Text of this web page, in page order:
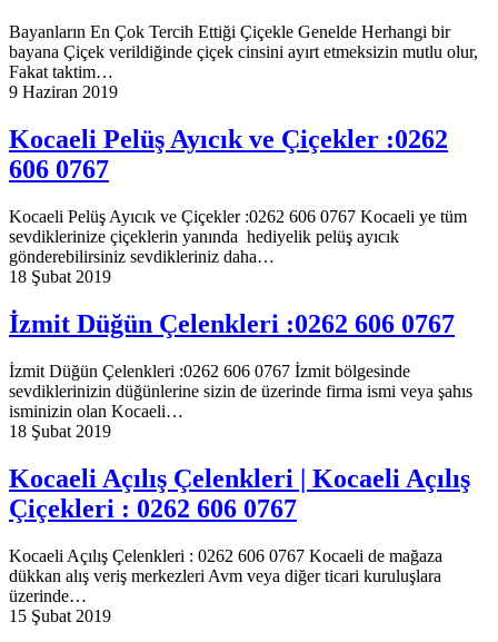
Bayanların En Çok Tercih Ettiği Çiçekle Genelde Herhangi bir
bayana Çiçek verildiğinde çiçek cinsini ayırt etmeksizin mutlu olur,
Fakat taktim…
9 Haziran 2019
Kocaeli Pelüş Ayıcık ve Çiçekler :0262
606 0767
Kocaeli Pelüş Ayıcık ve Çiçekler :0262 606 0767 Kocaeli ye tüm
sevdiklerinize çiçeklerin yanında hediyelik pelüş ayıcık
gönderebilirsiniz sevdikleriniz daha…
18 Şubat 2019
İzmit Düğün Çelenkleri :0262 606 0767
İzmit Düğün Çelenkleri :0262 606 0767 İzmit bölgesinde
sevdiklerinizin düğünlerine sizin de üzerinde firma ismi veya şahıs
isminizin olan Kocaeli…
18 Şubat 2019
Kocaeli Açılış Çelenkleri | Kocaeli Açılış
Çiçekleri : 0262 606 0767
Kocaeli Açılış Çelenkleri : 0262 606 0767 Kocaeli de mağaza
dükkan alış veriş merkezleri Avm veya diğer ticari kuruluşlara
üzerinde…
15 Şubat 2019